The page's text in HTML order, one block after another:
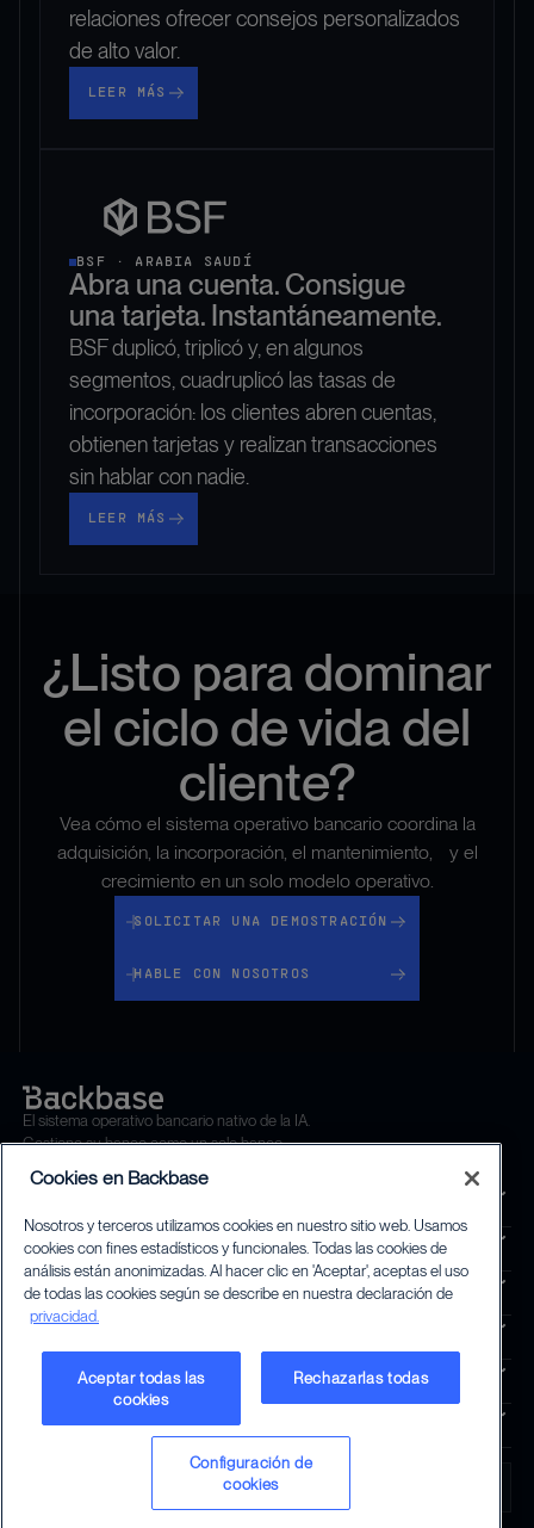
relaciones ofrecer consejos personalizados
de alto valor.
LEER MÁS
BSF · ARABIA SAUDÍ
Abra una cuenta. Consigue
una tarjeta. Instantáneamente.
BSF duplicó, triplicó y, en algunos
segmentos, cuadruplicó las tasas de
incorporación: los clientes abren cuentas,
obtienen tarjetas y realizan transacciones
sin hablar con nadie.
LEER MÁS
¿Listo para dominar
el ciclo de vida del
cliente?
Vea cómo el sistema operativo bancario coordina la
adquisición, la incorporación, el mantenimiento, y el
crecimiento en un solo modelo operativo.
SOLICITAR UNA DEMOSTRACIÓN
HABLE CON NOSOTROS
El sistema operativo bancario nativo de la IA.
Gestione su banco como un solo banco.
SOLUCIONES
SEGMENTOS
SERVICIOS
PERSPECTIVAS
Cookies en Backbase
Nosotros y terceros utilizamos cookies en nuestro sitio web. Usamos
cookies con fines estadísticos y funcionales. Todas las cookies de
análisis están anonimizadas. Al hacer clic en 'Aceptar', aceptas el uso
de todas las cookies según se describe en nuestra declaración de
privacidad.
Aceptar todas las
cookies
Rechazarlas todas
Configuración de
cookies